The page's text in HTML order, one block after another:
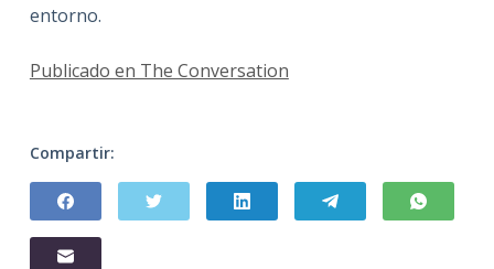
entorno.
Publicado en The Conversation
Compartir: